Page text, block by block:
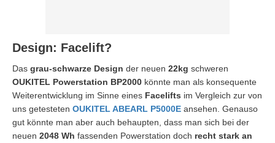
Design: Facelift?
Das grau-schwarze Design der neuen 22kg schweren
OUKITEL Powerstation BP2000 könnte man als konsequente
Weiterentwicklung im Sinne eines Facelifts im Vergleich zur von
uns getesteten OUKITEL ABEARL P5000E ansehen. Genauso
gut könnte man aber auch behaupten, dass man sich bei der
neuen 2048 Wh fassenden Powerstation doch recht stark an